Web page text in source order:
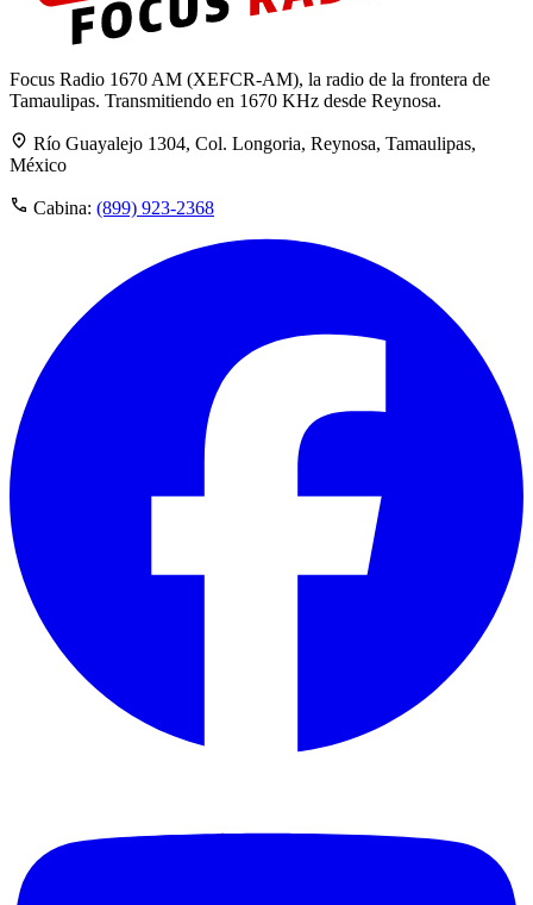
Focus Radio 1670 AM (XEFCR-AM), la radio de la frontera de
Tamaulipas. Transmitiendo en 1670 KHz desde Reynosa.
Río Guayalejo 1304, Col. Longoria, Reynosa, Tamaulipas,
México
Cabina: (899) 923-2368